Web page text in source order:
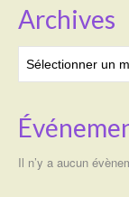
Archives
Il n’y a aucun